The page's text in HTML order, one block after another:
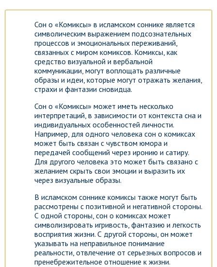
Сон о «Комиксы» в исламском соннике является
символическим выражением подсознательных
процессов и эмоциональных переживаний,
связанных с миром комиксов. Комиксы, как
средство визуальной и вербальной
коммуникации, могут воплощать различные
образы и идеи, которые могут отражать желания,
страхи и фантазии сновидца.
Сон о «Комиксы» может иметь несколько
интерпретаций, в зависимости от контекста сна и
индивидуальных особенностей личности.
Например, для одного человека сон о комиксах
может быть связан с чувством юмора и
передачей сообщений через иронию и сатиру.
Для другого человека это может быть связано с
желанием скрыть свои эмоции и выразить их
через визуальные образы.
В исламском соннике комиксы также могут быть
рассмотрены с позитивной и негативной стороны.
С одной стороны, сон о комиксах может
символизировать игривость, фантазию и легкость
восприятия жизни. С другой стороны, он может
указывать на неправильное понимание
реальности, отвлечение от серьезных вопросов и
пренебрежительное отношение к жизни.